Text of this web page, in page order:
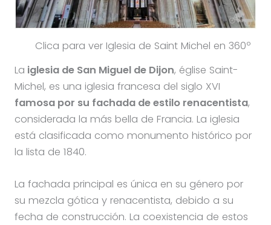
Clica para ver Iglesia de Saint Michel en 360º
La iglesia de San Miguel de Dijon, église Saint-
Michel, es una iglesia francesa del siglo XVI
famosa por su fachada de estilo renacentista,
considerada la más bella de Francia. La iglesia
está clasificada como monumento histórico por
la lista de 1840.
La fachada principal es única en su género por
su mezcla gótica y renacentista, debido a su
fecha de construcción. La coexistencia de estos